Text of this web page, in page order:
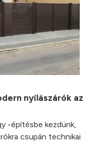
nyílászárók az
-építésbe kezdünk,
csupán technikai